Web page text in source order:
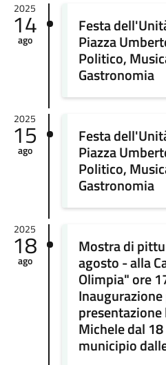
2025
14
ago
Festa
Piazza
Politico,
Gastronomia
2025
15
ago
Festa
Piazza
Politico,
Gastronomia
2025
18
ago
Mostra di
agosto - alla
Olimpia" ore
Michele dal
municipio